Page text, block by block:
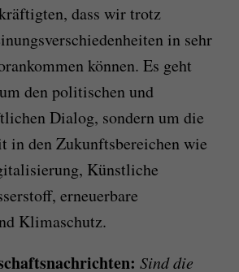
dass wir trotz
in sehr
können. Es geht
den politischen und
Dialog, sondern um die
in den Zukunftsbereichen wie
Künstliche
erneuerbare
Klimaschutz.
Sind die